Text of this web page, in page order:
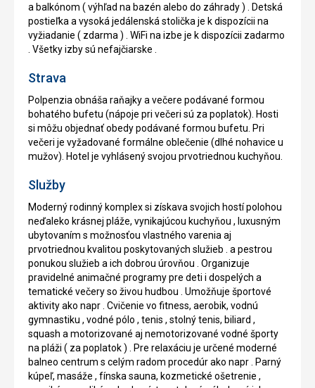
a balkónom ( výhľad na bazén alebo do záhrady ) . Detská
postieľka a vysoká jedálenská stolička je k dispozícii na
vyžiadanie ( zdarma ) . WiFi na izbe je k dispozícii zadarmo
. Všetky izby sú nefajčiarske .
Strava
Polpenzia obnáša raňajky a večere podávané formou
bohatého bufetu (nápoje pri večeri sú za poplatok). Hosti
si môžu objednať obedy podávané formou bufetu. Pri
večeri je vyžadované formálne oblečenie (dlhé nohavice u
mužov). Hotel je vyhlásený svojou prvotriednou kuchyňou.
Služby
Moderný rodinný komplex si získava svojich hostí polohou
neďaleko krásnej pláže, vynikajúcou kuchyňou , luxusným
ubytovaním s možnosťou vlastného varenia aj
prvotriednou kvalitou poskytovaných služieb . a pestrou
ponukou služieb a ich dobrou úrovňou . Organizuje
pravidelné animačné programy pre deti i dospelých a
tematické večery so živou hudbou . Umožňuje športové
aktivity ako napr . Cvičenie vo fitness, aerobik, vodnú
gymnastiku , vodné pólo , tenis , stolný tenis, biliard ,
squash a motorizované aj nemotorizované vodné športy
na pláži ( za poplatok ) . Pre relaxáciu je určené moderné
balneo centrum s celým radom procedúr ako napr . Parný
kúpeľ, masáže , fínska sauna, kozmetické ošetrenie ,